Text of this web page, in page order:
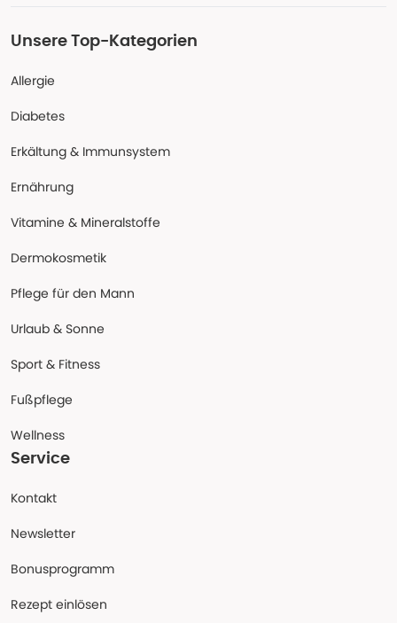
Unsere Top-Kategorien
Allergie
Diabetes
Erkältung & Immunsystem
Ernährung
Vitamine & Mineralstoffe
Dermokosmetik
Pflege für den Mann
Urlaub & Sonne
Sport & Fitness
Fußpflege
Wellness
Service
Kontakt
Newsletter
Bonusprogramm
Rezept einlösen